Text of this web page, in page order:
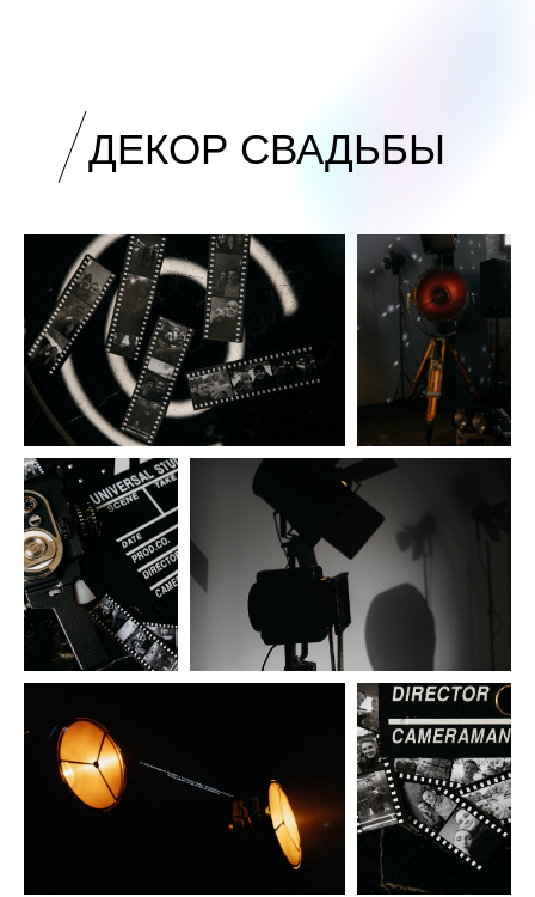
ДЕКОР СВАДЬБЫ